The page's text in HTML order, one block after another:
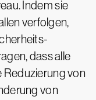
Indem sie
verfolgen,
dass alle
Reduzierung von
von